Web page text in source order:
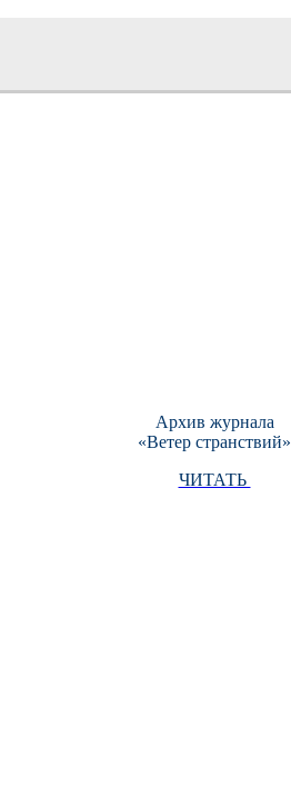
Архив журнала
«Ветер странствий»
ЧИТАТЬ